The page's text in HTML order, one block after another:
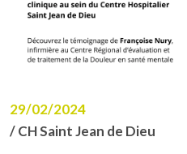
29/02/2024
/ CH Saint Jean de Dieu